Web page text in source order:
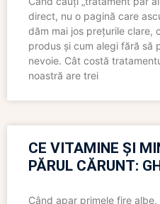
direct, nu o pagină care
dăm mai jos prețurile clare,
produs și cum alegi fără să
nevoie. Cât costă
noastră are trei
CE VITAMINE ȘI
PĂRUL CĂRUNT:
Când apar primele fire